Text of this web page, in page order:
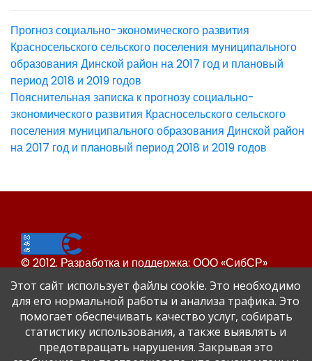
Прогноз социально-экономического развития
Красносельского сельского поселения муниципального
образования Динской район на 2017 год и плановый
период 2018 и 2019 годов
Пояснительная записка к прогнозу социально-
экономического развития Красносельского сельского
поселения муниципального образования Динской район
на 2017 год и плановый период 2018 и 2019 годов
© 2012. Разработка и поддержка: ООО «СибСР»
Все права защищены законом и международными
соглашениями.
Этот сайт использует файлы cookie. Это необходимо
для его нормальной работы и анализа трафика. Это
помогает обеспечивать качество услуг, собирать
статистику использования, а также выявлять и
предотвращать нарушения. Закрывая это